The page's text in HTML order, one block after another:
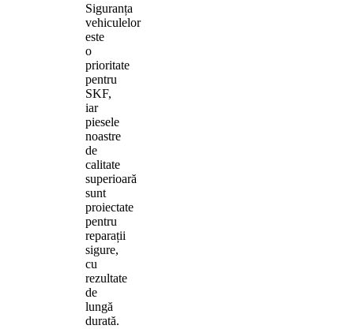
Siguranța
vehiculelor
este
o
prioritate
pentru
SKF,
iar
piesele
noastre
de
calitate
superioară
sunt
proiectate
pentru
reparații
sigure,
cu
rezultate
de
lungă
durată.